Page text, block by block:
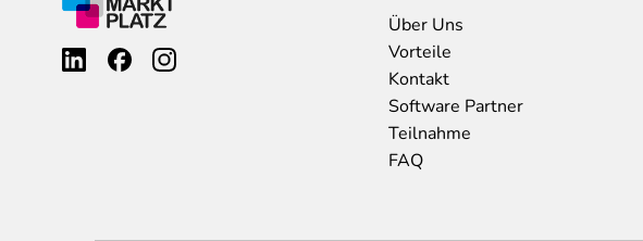
Über Uns
Vorteile
Kontakt
Software Partner
Teilnahme
FAQ